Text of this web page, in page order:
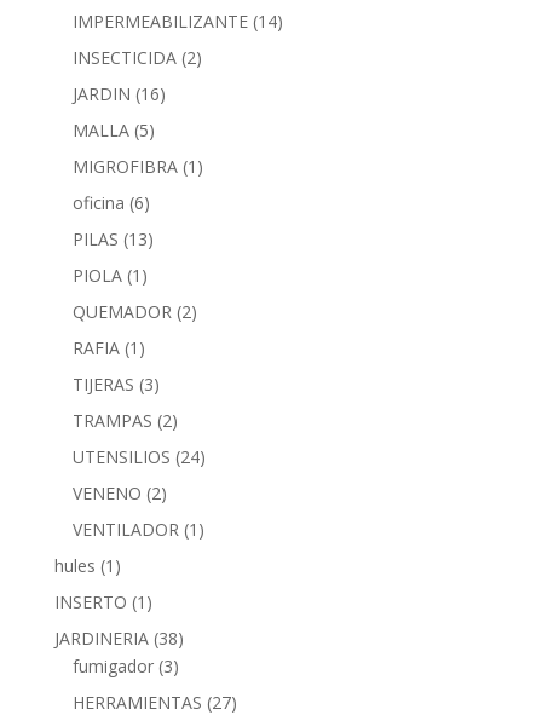
IMPERMEABILIZANTE (14)
INSECTICIDA (2)
JARDIN (16)
MALLA (5)
MIGROFIBRA (1)
oficina (6)
PILAS (13)
PIOLA (1)
QUEMADOR (2)
RAFIA (1)
TIJERAS (3)
TRAMPAS (2)
UTENSILIOS (24)
VENENO (2)
VENTILADOR (1)
hules (1)
INSERTO (1)
JARDINERIA (38)
fumigador (3)
HERRAMIENTAS (27)